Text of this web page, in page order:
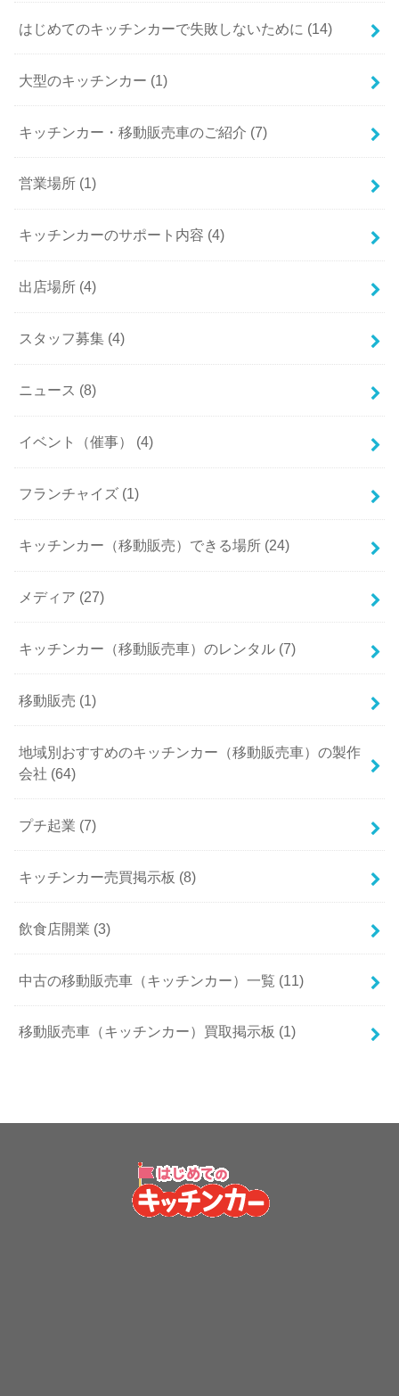
はじめてのキッチンカーで失敗しないために (14)
大型のキッチンカー (1)
キッチンカー・移動販売車のご紹介 (7)
営業場所 (1)
キッチンカーのサポート内容 (4)
出店場所 (4)
スタッフ募集 (4)
ニュース (8)
イベント（催事） (4)
フランチャイズ (1)
キッチンカー（移動販売）できる場所 (24)
メディア (27)
キッチンカー（移動販売車）のレンタル (7)
移動販売 (1)
地域別おすすめのキッチンカー（移動販売車）の製作
会社 (64)
プチ起業 (7)
キッチンカー売買掲示板 (8)
飲食店開業 (3)
中古の移動販売車（キッチンカー）一覧 (11)
移動販売車（キッチンカー）買取掲示板 (1)